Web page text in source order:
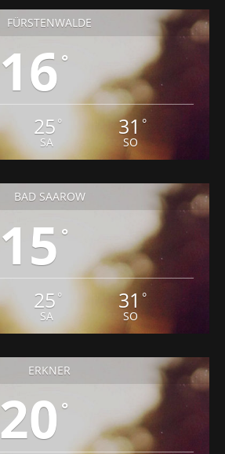
FÜRSTENWALDE
16 °
25 °
SA
31 °
SO
BAD SAAROW
15 °
25 °
SA
31 °
SO
ERKNER
20 °